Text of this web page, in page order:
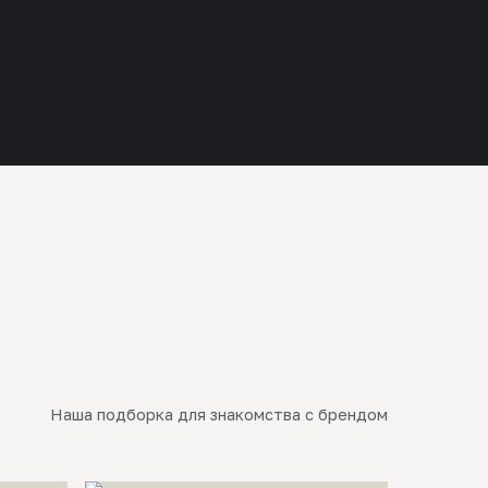
Наша подборка для знакомства с брендом